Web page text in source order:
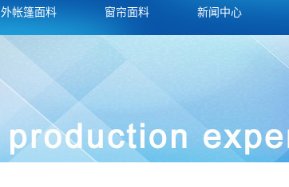
帐篷面料 窗帘面料 新闻中心